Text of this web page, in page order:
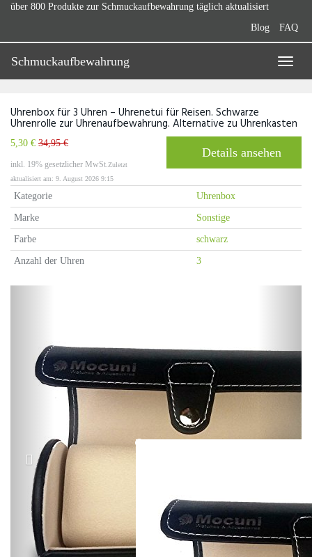
Skipüber 800 Produkte zur Schmuckaufbewahrung täglich aktualisiert
Blog
FAQ
Toggle
Schmuckaufbewahrung
Uhrenbox für 3 Uhren – Uhrenetui für Reisen. Schwarze
Uhrenrolle zur Uhrenaufbewahrung. Alternative zu Uhrenkasten
5,30 € 34,95 €
inkl. 19% gesetzlicher MwSt.Zuletzt
aktualisiert am: 9. August 2026 9:15
Details ansehen
Kategorie Uhrenbox
Marke Sonstige
Farbe schwarz
Anzahl der Uhren 3